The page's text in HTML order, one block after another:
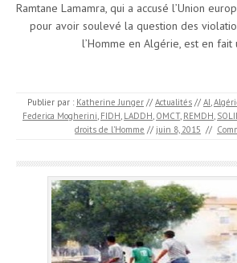
Ramtane Lamamra, qui a accusé l’Union
pour avoir soulevé la question des
l’Homme en Algérie, est en fait
Publier par : Katherine Junger // Actualités // AI,
Federica Mogherini, FIDH, LADDH, OMCT, REMDH,
droits de l’Homme // juin 8, 2015 //